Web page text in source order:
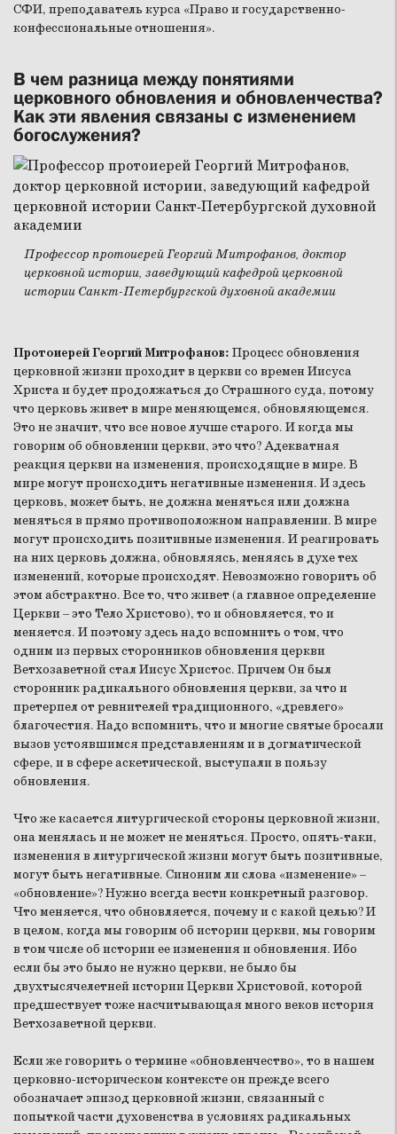
СФИ, преподаватель курса «Право и государственно-
конфессиональные отношения».
В чем разница между понятиями
церковного обновления и обновленчества?
Как эти явления связаны с изменением
богослужения?
Профессор протоиерей Георгий Митрофанов, доктор
церковной истории, заведующий кафедрой церковной
истории Санкт-Петербургской духовной академии
Протоиерей Георгий Митрофанов: Процесс обновления
церковной жизни проходит в церкви со времен Иисуса
Христа и будет продолжаться до Страшного суда, потому
что церковь живет в мире меняющемся, обновляющемся.
Это не значит, что все новое лучше старого. И когда мы
говорим об обновлении церкви, это что? Адекватная
реакция церкви на изменения, происходящие в мире. В
мире могут происходить негативные изменения. И здесь
церковь, может быть, не должна меняться или должна
меняться в прямо противоположном направлении. В мире
могут происходить позитивные изменения. И реагировать
на них церковь должна, обновляясь, меняясь в духе тех
изменений, которые происходят. Невозможно говорить об
этом абстрактно. Все то, что живет (а главное определение
Церкви – это Тело Христово), то и обновляется, то и
меняется. И поэтому здесь надо вспомнить о том, что
одним из первых сторонников обновления церкви
Ветхозаветной стал Иисус Христос. Причем Он был
сторонник радикального обновления церкви, за что и
претерпел от ревнителей традиционного, «древлего»
благочестия. Надо вспомнить, что и многие святые бросали
вызов устоявшимся представлениям и в догматической
сфере, и в сфере аскетической, выступали в пользу
обновления.
Что же касается литургической стороны церковной жизни,
она менялась и не может не меняться. Просто, опять-таки,
изменения в литургической жизни могут быть позитивные,
могут быть негативные. Синоним ли слова «изменение» –
«обновление»? Нужно всегда вести конкретный разговор.
Что меняется, что обновляется, почему и с какой целью? И
в целом, когда мы говорим об истории церкви, мы говорим
в том числе об истории ее изменения и обновления. Ибо
если бы это было не нужно церкви, не было бы
двухтысячелетней истории Церкви Христовой, которой
предшествует тоже насчитывающая много веков история
Ветхозаветной церкви.
Если же говорить о термине «обновленчество», то в нашем
церковно-историческом контексте он прежде всего
обозначает эпизод церковной жизни, связанный с
попыткой части духовенства в условиях радикальных